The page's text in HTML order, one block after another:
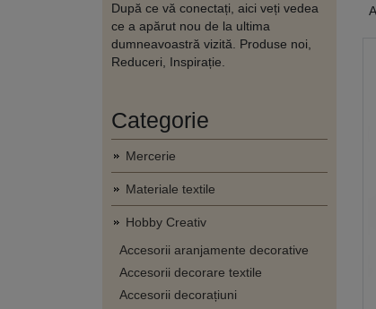
După ce vă conectați, aici veți vedea
ce a apărut nou de la ultima
dumneavoastră vizită. Produse noi,
Reduceri, Inspirație.
Categorie
Mercerie
Materiale textile
Hobby Creativ
Accesorii aranjamente decorative
Accesorii decorare textile
Accesorii decorațiuni